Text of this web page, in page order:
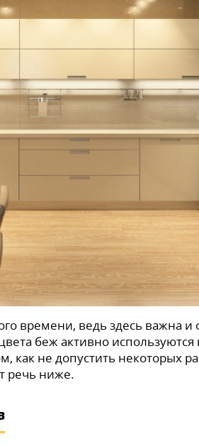
времени, ведь здесь важна и
беж активно
как не допустить некоторых
речь ниже.